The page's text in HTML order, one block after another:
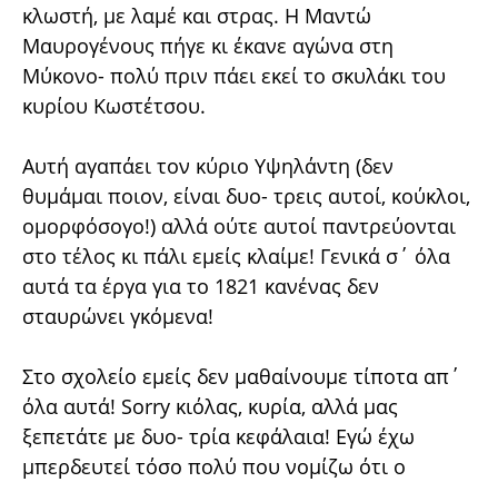
κλωστή, με λαμέ και στρας. Η Μαντώ
Μαυρογένους πήγε κι έκανε αγώνα στη
Μύκονο- πολύ πριν πάει εκεί το σκυλάκι του
κυρίου Κωστέτσου.
Αυτή αγαπάει τον κύριο Υψηλάντη (δεν
θυμάμαι ποιον, είναι δυο- τρεις αυτοί, κούκλοι,
ομορφόσογο!) αλλά ούτε αυτοί παντρεύονται
στο τέλος κι πάλι εμείς κλαίμε! Γενικά σ΄ όλα
αυτά τα έργα για το 1821 κανένας δεν
σταυρώνει γκόμενα!
Στο σχολείο εμείς δεν μαθαίνουμε τίποτα απ΄
όλα αυτά! Sorry κιόλας, κυρία, αλλά μας
ξεπετάτε με δυο- τρία κεφάλαια! Εγώ έχω
μπερδευτεί τόσο πολύ που νομίζω ότι ο